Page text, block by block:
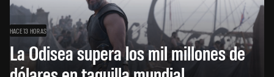
HACE 13 HORAS
La Odisea supera los mil millones de